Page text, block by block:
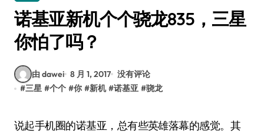
诺基亚新机个个骁龙835，三星
你怕了吗？
由 dawei 8 月 1, 2017 没有评论
#三星 #个个 #你 #新机 #诺基亚 #骁龙
说起手机圈的诺基亚，总有些英雄落幕的感觉。其